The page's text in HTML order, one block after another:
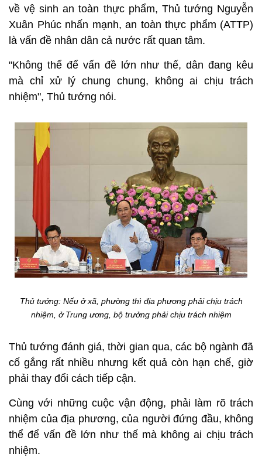
về vệ sinh an toàn thực phẩm, Thủ tướng Nguyễn
Xuân Phúc nhấn mạnh, an toàn thực phẩm (ATTP)
là vấn đề nhân dân cả nước rất quan tâm.
"Không thể để vấn đề lớn như thế, dân đang kêu
mà chỉ xử lý chung chung, không ai chịu trách
nhiệm", Thủ tướng nói.
Thủ tướng: Nếu ở xã, phường thì địa phương phải chịu trách
nhiệm, ở Trung ương, bộ trưởng phải chịu trách nhiệm
Thủ tướng đánh giá, thời gian qua, các bộ ngành đã
cố gắng rất nhiều nhưng kết quả còn hạn chế, giờ
phải thay đổi cách tiếp cận.
Cùng với những cuộc vận động, phải làm rõ trách
nhiệm của địa phương, của người đứng đầu, không
thể để vấn đề lớn như thế mà không ai chịu trách
nhiệm.